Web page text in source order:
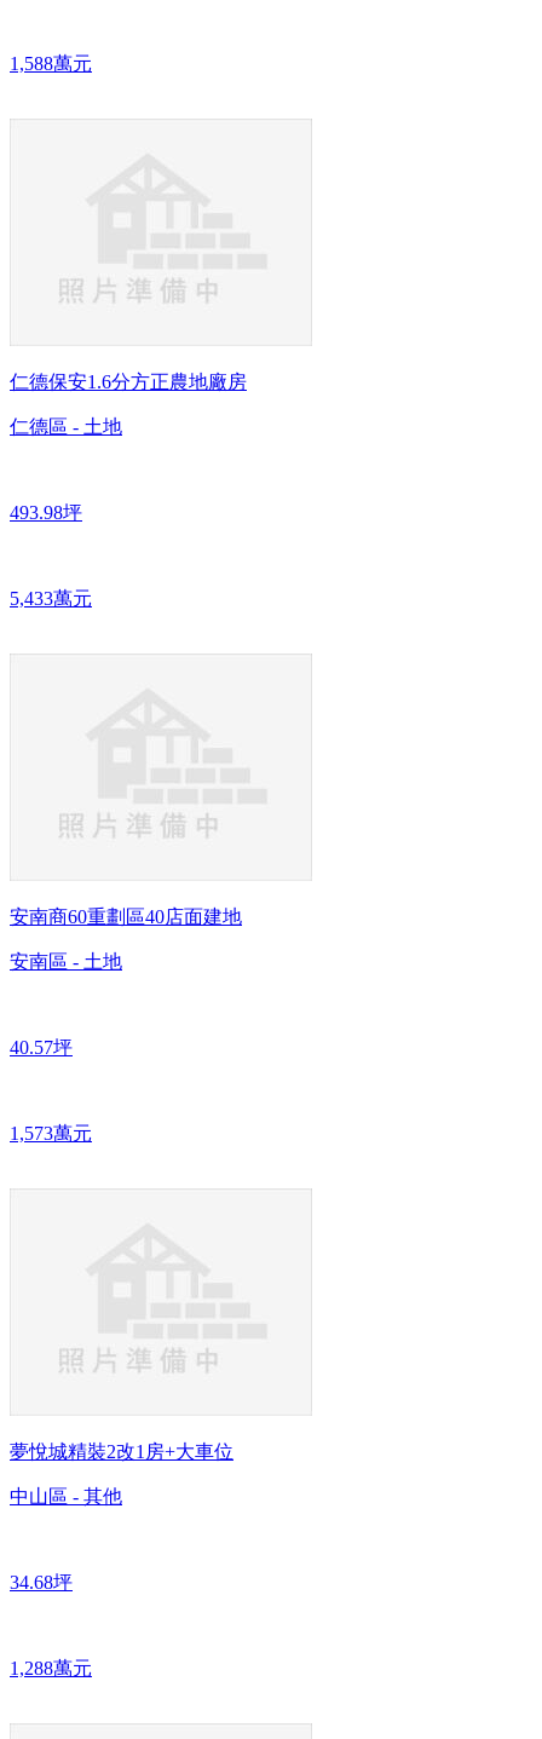
1,588萬元
仁德保安1.6分方正農地廠房
仁德區 - 土地
493.98坪
5,433萬元
安南商60重劃區40店面建地
安南區 - 土地
40.57坪
1,573萬元
夢悅城精裝2改1房+大車位
中山區 - 其他
34.68坪
1,288萬元